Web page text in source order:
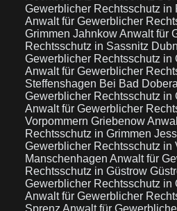
Gewerblicher Rechtsschutz in
Anwalt für Gewerblicher
Grimmen JahnkowAnwalt für
Rechtsschutz in Sassnitz
Gewerblicher Rechtsschutz in
Anwalt für Gewerblicher
Steffenshagen Bei Bad
Gewerblicher Rechtsschutz in
Anwalt für Gewerblicher
Vorpommern Griebenow
Rechtsschutz in Grimmen
Gewerblicher Rechtsschutz in
Manschenhagen Anwalt für
Rechtsschutz in Güstrow
Gewerblicher Rechtsschutz in
Anwalt für Gewerblicher
Sprenz Anwalt für